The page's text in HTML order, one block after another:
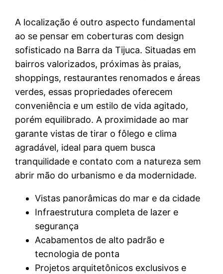
A localização é outro aspecto fundamental
ao se pensar em coberturas com design
sofisticado na Barra da Tijuca. Situadas em
bairros valorizados, próximas às praias,
shoppings, restaurantes renomados e áreas
verdes, essas propriedades oferecem
conveniência e um estilo de vida agitado,
porém equilibrado. A proximidade ao mar
garante vistas de tirar o fôlego e clima
agradável, ideal para quem busca
tranquilidade e contato com a natureza sem
abrir mão do urbanismo e da modernidade.
Vistas panorâmicas do mar e da cidade
Infraestrutura completa de lazer e
segurança
Acabamentos de alto padrão e
tecnologia de ponta
Projetos arquitetônicos exclusivos e